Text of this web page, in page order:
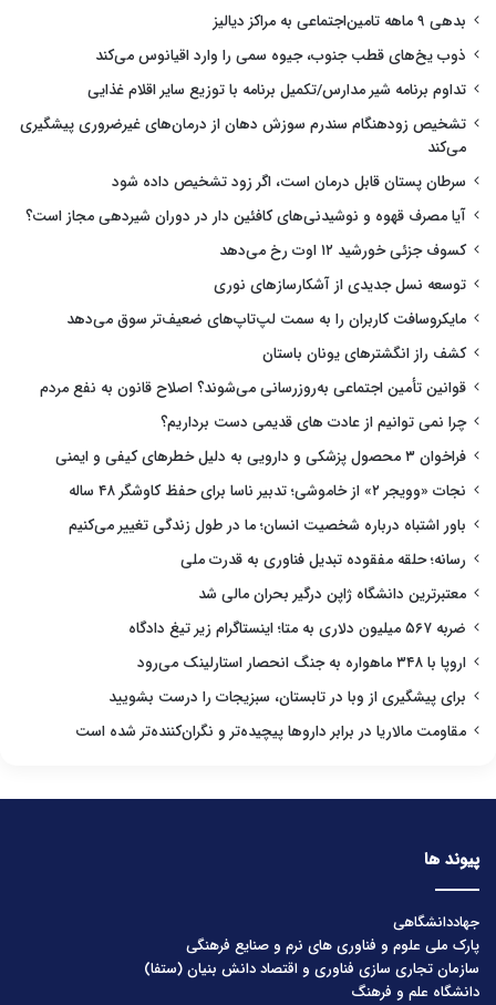
بدهی ۹ ماهه تامین‌اجتماعی به مراکز دیالیز
ذوب یخ‌های قطب جنوب، جیوه سمی را وارد اقیانوس می‌کند
تداوم برنامه شیر مدارس/تکمیل برنامه با توزیع سایر اقلام غذایی
تشخیص زودهنگام سندرم سوزش دهان از درمان‌های غیرضروری پیشگیری
می‌کند
سرطان پستان قابل درمان است، اگر زود تشخیص داده شود
آیا مصرف قهوه و نوشیدنی‌های کافئین دار در دوران شیردهی مجاز است؟
کسوف جزئی خورشید ۱۲ اوت رخ می‌دهد
توسعه نسل جدیدی از آشکارسازهای نوری
مایکروسافت کاربران را به سمت لپ‌تاپ‌های ضعیف‌تر سوق می‌دهد
کشف راز انگشترهای یونان باستان
قوانین تأمین اجتماعی به‌روزرسانی می‌شوند؟ اصلاح قانون به نفع مردم
چرا نمی توانیم از عادت های قدیمی دست برداریم؟
فراخوان ۳ محصول پزشکی و دارویی به دلیل خطرهای کیفی و ایمنی
نجات «وویجر ۲» از خاموشی؛ تدبیر ناسا برای حفظ کاوشگر ۴۸ ساله
باور اشتباه درباره شخصیت انسان؛ ما در طول زندگی تغییر می‌کنیم
رسانه؛ حلقه مفقوده تبدیل فناوری به قدرت ملی
معتبرترین دانشگاه ژاپن درگیر بحران مالی شد
ضربه ۵۶۷ میلیون دلاری به متا؛ اینستاگرام زیر تیغ دادگاه
اروپا با ۳۴۸ ماهواره به جنگ انحصار استارلینک می‌رود
برای پیشگیری از وبا در تابستان، سبزیجات را درست بشویید
مقاومت مالاریا در برابر داروها پیچیده‌تر و نگران‌کننده‌تر شده است
پیوند ها
جهاددانشگاهی
پارک ملی علوم و فناوری های نرم و صنایع فرهنگی
سازمان تجاری سازی فناوری و اقتصاد دانش بنیان (ستفا)
دانشگاه علم و فرهنگ